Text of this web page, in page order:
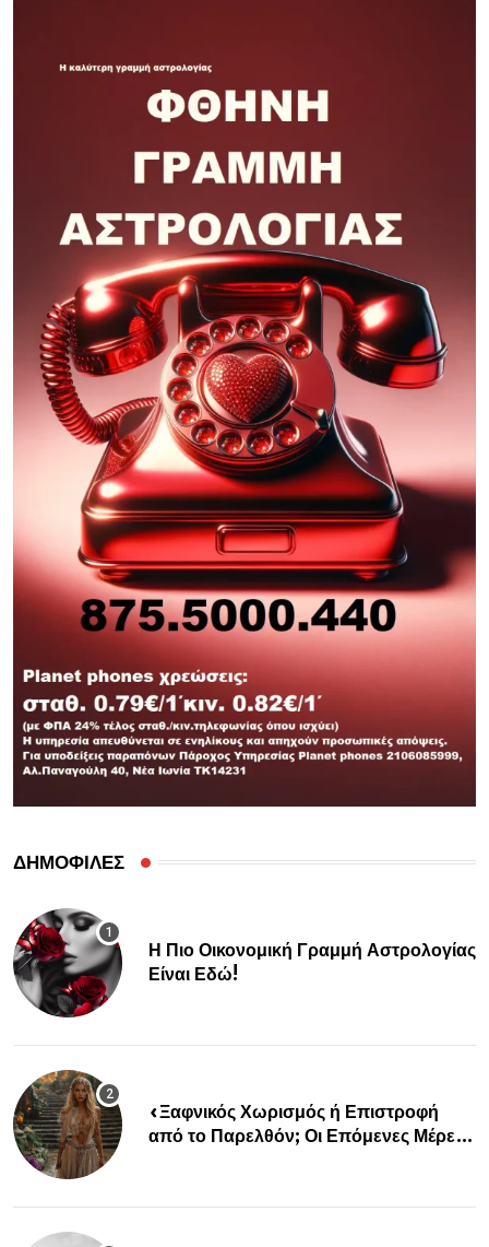
ΔΗΜΟΦΙΛΕΣ
Η Πιο Οικονομική Γραμμή Αστρολογίας
Είναι Εδώ!
«Ξαφνικός Χωρισμός ή Επιστροφή
από το Παρελθόν; Οι Επόμενες Μέρες